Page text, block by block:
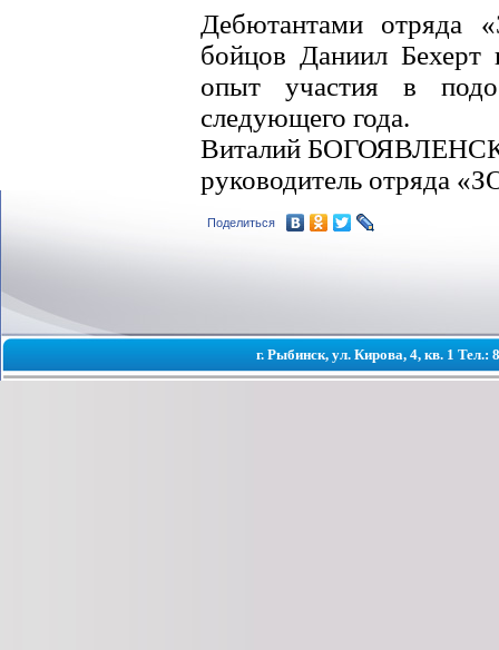
Дебютантами отряда
бойцов Даниил
опыт участия в
следующего года.
Виталий
руководитель отряда
Поделиться
г. Рыбинск, ул. Кирова, 4, кв. 1 Тел.: